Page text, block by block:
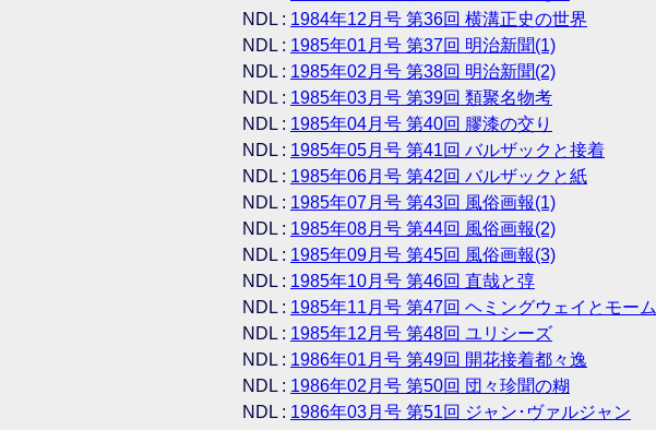
NDL : 1984年12月号 第36回 横溝正史の世界
NDL : 1985年01月号 第37回 明治新聞(1)
NDL : 1985年02月号 第38回 明治新聞(2)
NDL : 1985年03月号 第39回 類聚名物考
NDL : 1985年04月号 第40回 膠漆の交り
NDL : 1985年05月号 第41回 バルザックと接着
NDL : 1985年06月号 第42回 バルザックと紙
NDL : 1985年07月号 第43回 風俗画報(1)
NDL : 1985年08月号 第44回 風俗画報(2)
NDL : 1985年09月号 第45回 風俗画報(3)
NDL : 1985年10月号 第46回 直哉と弴
NDL : 1985年11月号 第47回 ヘミングウェイとモーム
NDL : 1985年12月号 第48回 ユリシーズ
NDL : 1986年01月号 第49回 開花接着都々逸
NDL : 1986年02月号 第50回 団々珍聞の糊
NDL : 1986年03月号 第51回 ジャン･ヴァルジャン